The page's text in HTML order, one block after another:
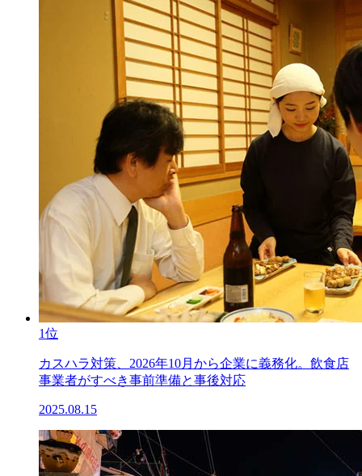
1位
カスハラ対策、2026年10月から企業に義務化。飲食店
事業者がすべき事前準備と事後対応
2025.08.15